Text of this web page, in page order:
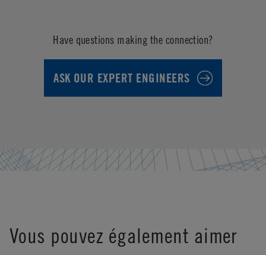
Have questions making the connection?
ASK OUR EXPERT ENGINEERS
Vous pouvez également aimer